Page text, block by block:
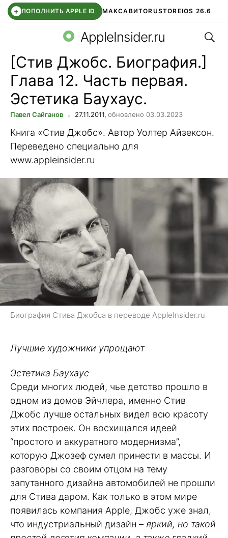
+ ПОПОЛНИТЬ APPLE ID МАКСАВИТОRUSTOREIOS 26.6
СБЕР КИДС ВТБ ОНЛАЙН ЧАТ В ROBLOX
AppleInsider.ru
[Стив Джобс. Биография.]
Глава 12. Часть первая.
Эстетика Баухаус.
Павел Сайганов 27.11.2011, обновлено 03.03.2023
Книга «Стив Джобс». Автор Уолтер Айзексон.
Переведено специально для
www.appleinsider.ru
Биография Стива Джобса в переводе AppleInsider.ru
Лучшие художники упрощают
Эстетика Баухаус
Среди многих людей, чье детство прошло в
одном из домов Эйчлера, именно Стив
Джобс лучше остальных видел всю красоту
этих построек. Он восхищался идеей
“простого и аккуратного модернизма”,
которую Джозеф сумел принести в массы. И
разговоры со своим отцом на тему
запутанного дизайна автомобилей не прошли
для Стива даром. Как только в этом мире
появилась компания Apple, Джобс уже знал,
что индустриальный дизайн – яркий, но такой